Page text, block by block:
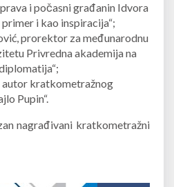
i počasni građanin Idvora
i kao inspiracija“;
prorektor za međunarodnu
Privredna akademija na
autor kratkometražnog
Pupin“.
nagrađivani kratkometražni